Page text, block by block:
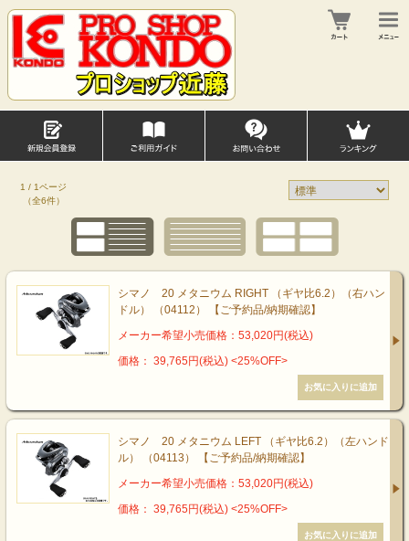
1 / 1ページ
（全6件）
シマノ 20 メタニウム RIGHT （ギヤ比6.2）（右ハン
ドル） （04112） 【ご予約品/納期確認】
メーカー希望小売価格：53,020円(税込)
価格： 39,765円(税込) <25%OFF>
シマノ 20 メタニウム LEFT （ギヤ比6.2）（左ハンド
ル） （04113） 【ご予約品/納期確認】
メーカー希望小売価格：53,020円(税込)
価格： 39,765円(税込) <25%OFF>